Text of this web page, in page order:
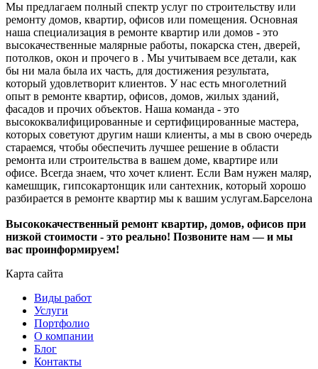
Мы предлагаем полный спектр услуг по строительству или
ремонту домов, квартир, офисов или помещения. Основная
наша специализация в ремонте квартир или домов - это
высокачественные малярные работы, покарска стен, дверей,
потолков, окон и прочего в . Мы учитываем все детали, как
бы ни мала была их часть, для достижения результата,
который удовлетворит клиентов. У нас есть многолетний
опыт в ремонте квартир, офисов, домов, жилых зданий,
фасадов и прочих объектов. Наша команда - это
высококвалифицированные и сертифицированные мастера,
которых советуют другим наши клиенты, а мы в свою очередь
стараемся, чтобы обеспечить лучшее решение в области
ремонта или строительства в вашем доме, квартире или
офисе. Всегда знаем, что хочет клиент. Если Вам нужен маляр,
камешщик, гипсокартонщик или сантехник, который хорошо
разбирается в ремонте квартир мы к вашим услугам.Барселона
Высококачественный ремонт квартир, домов, офисов при
низкой стоимости - это реально! Позвоните нам — и мы
вас проинформируем!
Карта сайта
Виды работ
Услуги
Портфолио
О компании
Блог
Контакты